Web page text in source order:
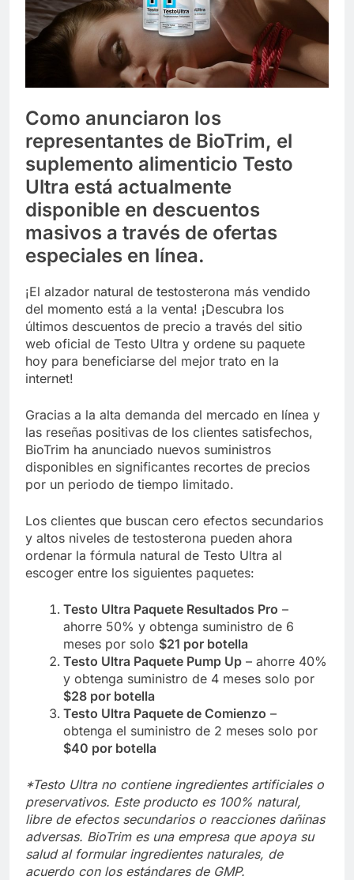
Libre
Crucero en México te
lleva a lugares
paranormales con
binoculares de visión
nocturna y reuniones de
secuestrados
7 Años Atrás
La Inteligencia Artificial
deepfake de Samsung
movimiento desde una
sola foto
Como anunciaron los
representantes de BioTrim, el
suplemento alimenticio Testo
Ultra está actualmente
disponible en descuentos
masivos a través de ofertas
especiales en línea.
¡El alzador natural de testosterona más vendido
del momento está a la venta! ¡Descubra los
últimos descuentos de precio a través del sitio
web oficial de Testo Ultra y ordene su paquete
hoy para beneficiarse del mejor trato en la
internet!
Gracias a la alta demanda del mercado en línea y
las reseñas positivas de los clientes satisfechos,
BioTrim ha anunciado nuevos suministros
disponibles en significantes recortes de precios
por un periodo de tiempo limitado.
Los clientes que buscan cero efectos secundarios
y altos niveles de testosterona pueden ahora
ordenar la fórmula natural de Testo Ultra al
escoger entre los siguientes paquetes:
Testo Ultra Paquete Resultados Pro –
ahorre 50% y obtenga suministro de 6
meses por solo $21 por botella
Testo Ultra Paquete Pump Up – ahorre 40%
y obtenga suministro de 4 meses solo por
$28 por botella
Testo Ultra Paquete de Comienzo –
obtenga el suministro de 2 meses solo por
$40 por botella
*Testo Ultra no contiene ingredientes artificiales o
preservativos. Este producto es 100% natural,
libre de efectos secundarios o reacciones dañinas
adversas. BioTrim es una empresa que apoya su
salud al formular ingredientes naturales, de
acuerdo con los estándares de GMP.